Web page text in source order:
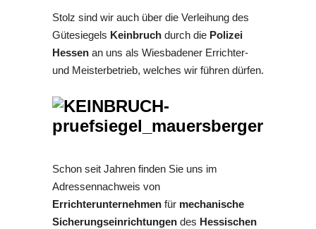
Stolz sind wir auch über die Verleihung des
Gütesiegels Keinbruch durch die Polizei
Hessen an uns als Wiesbadener Errichter-
und Meisterbetrieb, welches wir führen dürfen.
Schon seit Jahren finden Sie uns im
Adressennachweis von
Errichterunternehmen für mechanische
Sicherungseinrichtungen des Hessischen